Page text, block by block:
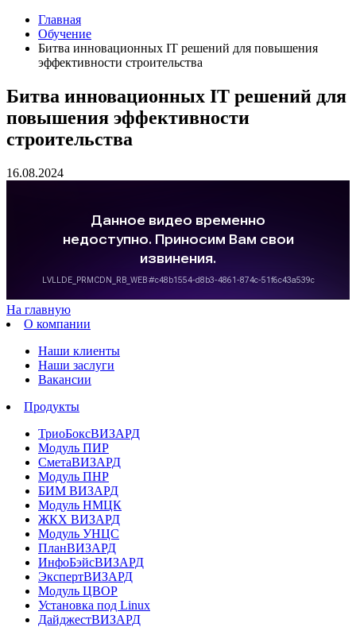
Главная
Обучение
Битва инновационных IT решений для повышения
эффективности строительства
Битва инновационных IT решений для
повышения эффективности
строительства
16.08.2024
На главную
О компании
Наши клиенты
Наши заслуги
Вакансии
Продукты
ТриоБоксВИЗАРД
Модуль ПИР
СметаВИЗАРД
Модуль ПНР
БИМ ВИЗАРД
Модуль НМЦК
ЖКХ ВИЗАРД
Модуль УНЦС
ПланВИЗАРД
ИнфоБэйсВИЗАРД
ЭкспертВИЗАРД
Модуль ЦВОР
Установка под Linux
ДайджестВИЗАРД